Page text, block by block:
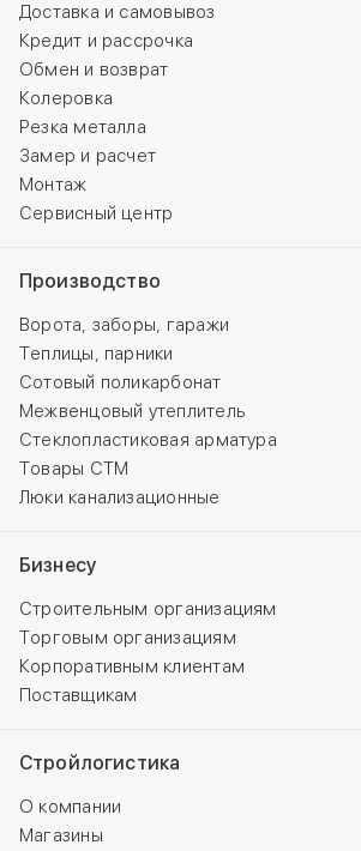
Доставка и самовывоз
Кредит и рассрочка
Обмен и возврат
Колеровка
Резка металла
Замер и расчет
Монтаж
Сервисный центр
Производство
Ворота, заборы, гаражи
Теплицы, парники
Сотовый поликарбонат
Межвенцовый утеплитель
Стеклопластиковая арматура
Товары СТМ
Люки канализационные
Бизнесу
Строительным организациям
Торговым организациям
Корпоративным клиентам
Поставщикам
Стройлогистика
О компании
Магазины